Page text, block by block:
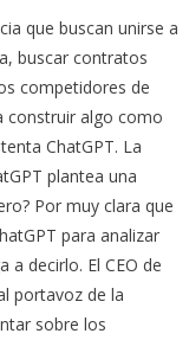
que buscan unirse a
buscar contratos
competidores de
construir algo como
ChatGPT. La
plantea una
Por muy clara que
para analizar
a decirlo. El CEO de
portavoz de la
sobre los